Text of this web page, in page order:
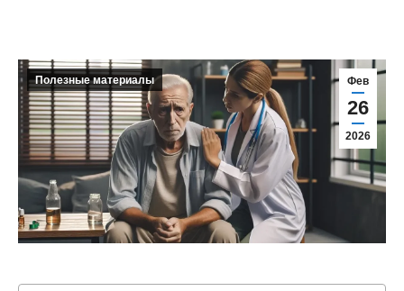
Фев
26
2026
Полезные материалы